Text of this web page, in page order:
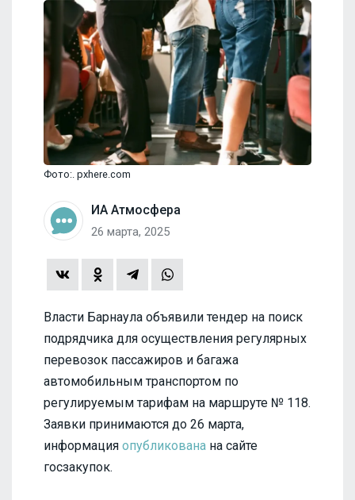
Фото:. pxhere.com
ИА Атмосфера
26 марта, 2025
Власти Барнаула объявили тендер на поиск
подрядчика для осуществления регулярных
перевозок пассажиров и багажа
автомобильным транспортом по
регулируемым тарифам на маршруте № 118.
Заявки принимаются до 26 марта,
информация опубликована на сайте
госзакупок.